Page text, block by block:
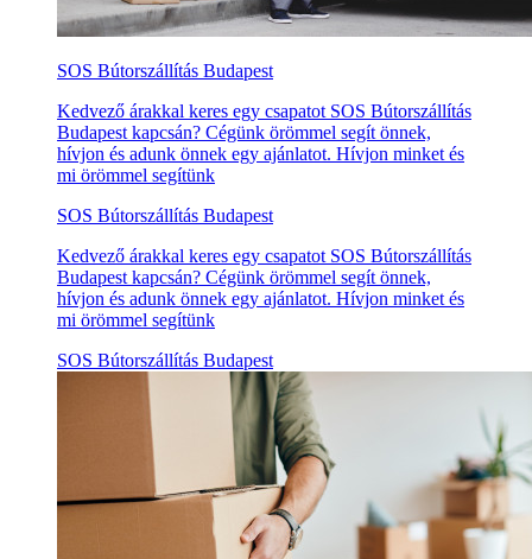
SOS Bútorszállítás Budapest
Kedvező árakkal keres egy csapatot SOS Bútorszállítás
Budapest kapcsán? Cégünk örömmel segít önnek,
hívjon és adunk önnek egy ajánlatot. Hívjon minket és
mi örömmel segítünk
SOS Bútorszállítás Budapest
Kedvező árakkal keres egy csapatot SOS Bútorszállítás
Budapest kapcsán? Cégünk örömmel segít önnek,
hívjon és adunk önnek egy ajánlatot. Hívjon minket és
mi örömmel segítünk
SOS Bútorszállítás Budapest